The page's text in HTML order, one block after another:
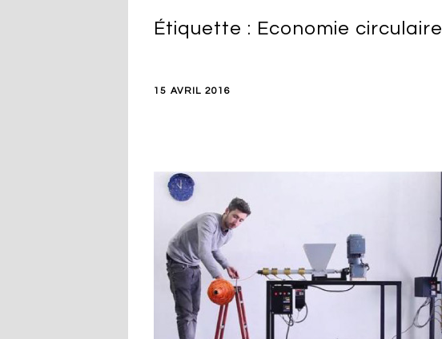
Étiquette : Economie circulaire
15 AVRIL 2016